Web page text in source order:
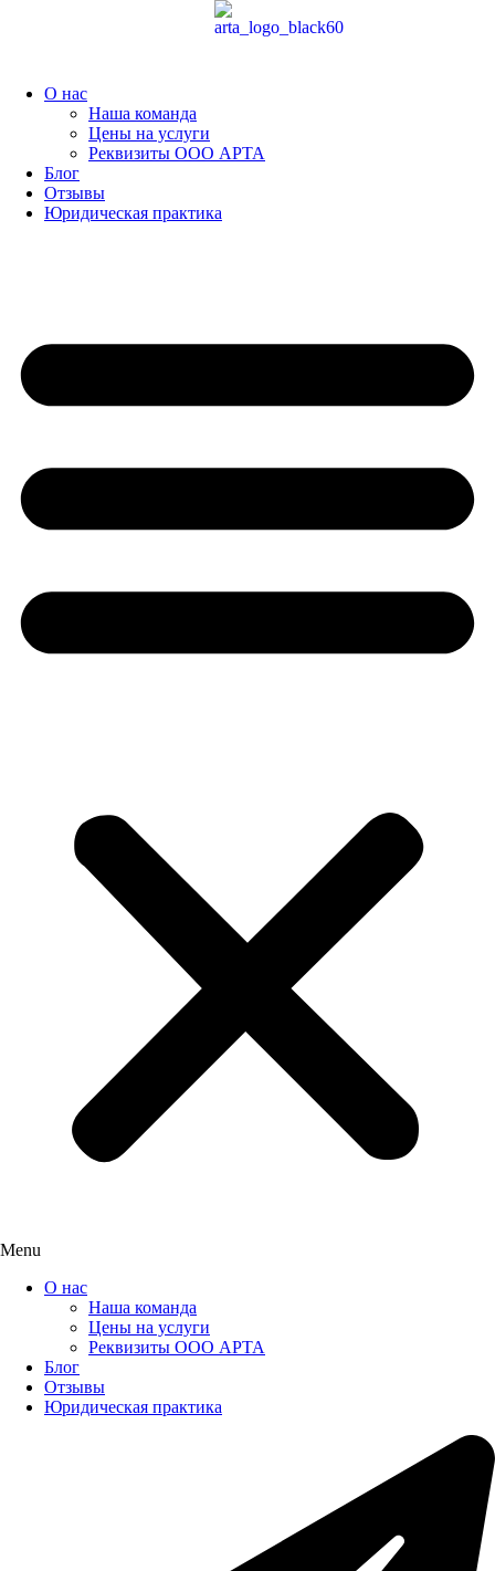
О нас
Наша команда
Цены на услуги
Реквизиты ООО АРТА
Блог
Отзывы
Юридическая практика
Menu
О нас
Наша команда
Цены на услуги
Реквизиты ООО АРТА
Блог
Отзывы
Юридическая практика